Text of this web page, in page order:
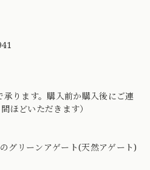
ります。購入前か購入後にご連
ほどいただきます）
グリーンアゲート(天然アゲート)